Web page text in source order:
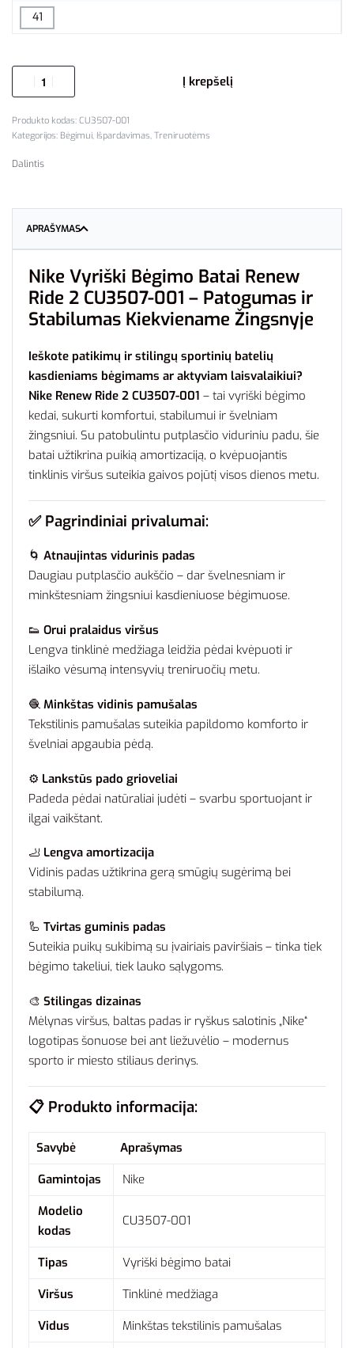
41
Į krepšelį
CU3507-001
Kategorijos: Bėgimui, Išpardavimas, Treniruotėms
Dalintis
APRAŠYMAS
Nike Vyriški Bėgimo Batai Renew
Ride 2 CU3507-001 – Patogumas ir
Stabilumas Kiekviename Žingsnyje
Ieškote patikimų ir stilingų sportinių batelių
kasdieniams bėgimams ar aktyviam laisvalaikiui?
Nike Renew Ride 2 CU3507-001 – tai vyriški bėgimo
kedai, sukurti komfortui, stabilumui ir švelniam
žingsniui. Su patobulintu putplasčio viduriniu padu, šie
batai užtikrina puikią amortizaciją, o kvėpuojantis
tinklinis viršus suteikia gaivos pojūtį visos dienos metu.
✅ Pagrindiniai privalumai:
🌀 Atnaujintas vidurinis padas
Daugiau putplasčio aukščio – dar švelnesniam ir
minkštesniam žingsniui kasdieniuose bėgimuose.
👟 Orui pralaidus viršus
Lengva tinklinė medžiaga leidžia pėdai kvėpuoti ir
išlaiko vėsumą intensyvių treniruočių metu.
🧶 Minkštas vidinis pamušalas
Tekstilinis pamušalas suteikia papildomo komforto ir
švelniai apgaubia pėdą.
⚙️ Lankstūs pado grioveliai
Padeda pėdai natūraliai judėti – svarbu sportuojant ir
ilgai vaikštant.
🦶 Lengva amortizacija
Vidinis padas užtikrina gerą smūgių sugėrimą bei
stabilumą.
🦾 Tvirtas guminis padas
Suteikia puikų sukibimą su įvairiais paviršiais – tinka tiek
bėgimo takeliui, tiek lauko sąlygoms.
🎨 Stilingas dizainas
Mėlynas viršus, baltas padas ir ryškus salotinis „Nike“
logotipas šonuose bei ant liežuvėlio – modernus
sporto ir miesto stiliaus derinys.
📋 Produkto informacija:
Savybė
Aprašymas
Gamintojas
Nike
Modelio
kodas
CU3507-001
Tipas
Vyriški bėgimo batai
Viršus
Tinklinė medžiaga
Vidus
Minkštas tekstilinis pamušalas